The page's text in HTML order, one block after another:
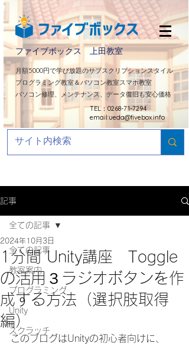
ファイブボックス 上田教室
​月額5000円で学び放題のサブスクリプションスタイル
プログラミング教室＆パソコン教室スマホ教室
パソコン修理、メンテナンス、データ復旧も安心価格
TEL：0268-71-7294
email:ueda@fivebox.info
記事
全ての記事
教室案内
プログラミング
Unity
スクラッチ
全ての記事
1分間 Unity講座 Toggle
の活用３ラジオボタンを作
成する方法（選択肢取得
編）
2024年10月3日
このブログはUnityの初心者向けに、